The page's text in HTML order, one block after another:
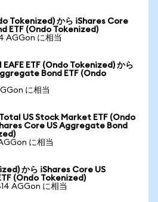
Tokenized) から iShares Core
ETF (Ondo Tokenized)
AGGon に相当
ETF (Ondo Tokenized) から
Bond ETF (Ondo
に相当
US Stock Market ETF (Ondo
Core US Aggregate Bond
に相当
から iShares Core US
(Ondo Tokenized)
AGGon に相当